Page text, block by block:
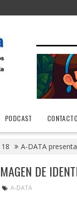
PODCAST
18 A-DATA
DE
A-DATA